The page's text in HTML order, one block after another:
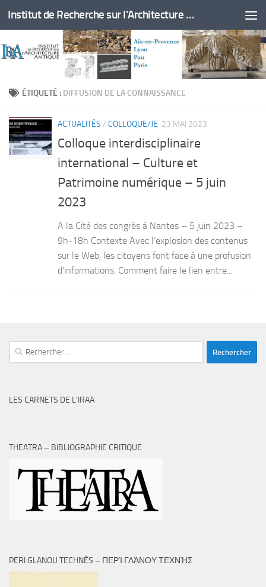
Skip to content Institut de Recherche sur l'Architecture Antique
ÉTIQUETÉ : DIFFUSION DE LA CONNAISSANCE
ACTUALITÉS / COLLOQUE/JE 23 MAI 2023
Colloque interdisciplinaire
international – Culture et
Patrimoine numérique – 5 juin
2023
A la Cité des congrès à Nantes – 5 juin 2023 –
9h-18h Contexte Avec l’explosion des contenus
sur le Web, les citoyens font face à une profusion
d’informations. Comment faire le lien entre...
Rechercher :
LES CARNETS DE L’IRAA
THEATRA – BIBLIOGRAPHIE CRITIQUE
PERI GLANOU TECHNÈS – ΠΕΡῚ ΓΛΆΝΟΥ ΤΕΧΝῊΣ